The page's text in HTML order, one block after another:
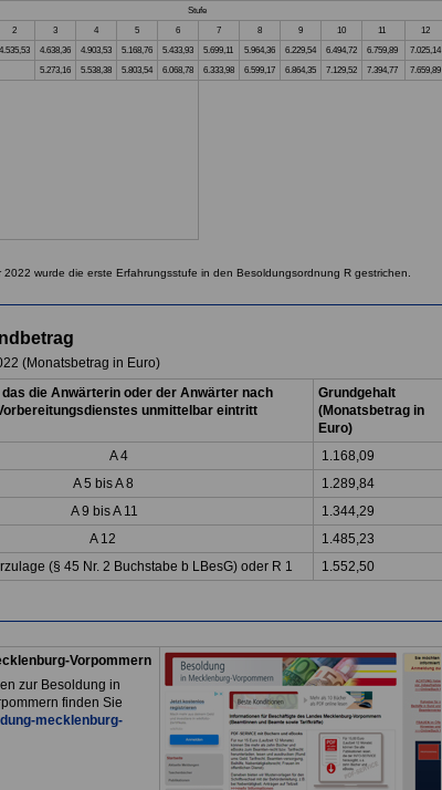
Stufe
2 3 4 5 6 7 8 9 10 11
12
4.535,53 4.638,36 4.903,53 5.168,76 5.433,93 5.699,11 5.964,36 6.229,54 6.494,72 6.759,89
7.025,14
5.273,16 5.538,38 5.803,54 6.068,78 6.333,98 6.599,17 6.864,35 7.129,52 7.394,77
7.659,89
2022 wurde die erste Erfahrungsstufe in den Besoldungsordnung R gestrichen.
(Monatsbetrag in Euro)
das die Anwärterin oder der Anwärter nach
unmittelbar eintritt
Grundgehalt
(Monatsbetrag in
Euro)
A 4
1.168,09
A 5 bis A 8
1.289,84
A 9 bis A 11
1.344,29
A 12
1.485,23
(§ 45 Nr. 2 Buchstabe b LBesG) oder R 1 1.552,50
Vorpommern
zur Besoldung in
finden Sie
mecklenburg-